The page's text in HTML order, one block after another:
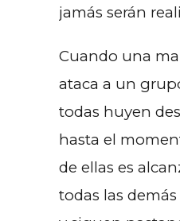
jamás serán
Cuando una
ataca a un
todas huyen
hasta el
de ellas es
todas las